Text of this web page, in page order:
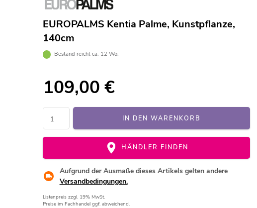
EUROPALMS Kentia Palme, Kunstpflanze,
140cm
Bestand reicht ca. 12 Wo.
109,00 €
IN DEN WARENKORB
HÄNDLER FINDEN
Aufgrund der Ausmaße dieses Artikels gelten andere
Versandbedingungen.
Listenpreis zzgl. 19% MwSt.
Preise im Fachhandel ggf. abweichend.